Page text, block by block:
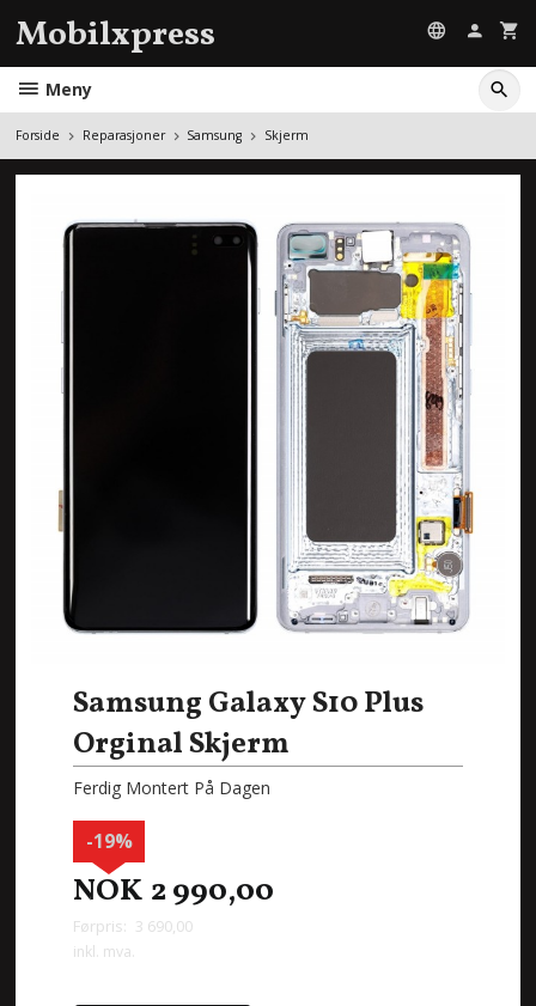
innholdet
Mobilxpress
Meny
Forside Reparasjoner Samsung Skjerm
Samsung Galaxy S10 Plus
Orginal Skjerm
Ferdig Montert På Dagen
NOK 2 990,00
Førpris: 3 690,00
Rabatt
-19%
inkl. mva.